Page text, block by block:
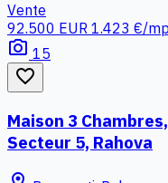
Vente
92.500 EUR 1.423 €/mp
photo_camera 15
favorite_border
Maison 3
Secteur 5, Rahova